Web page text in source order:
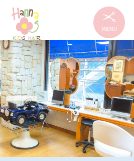
NEWS
MENU
HAIRSTYLE
STAFF